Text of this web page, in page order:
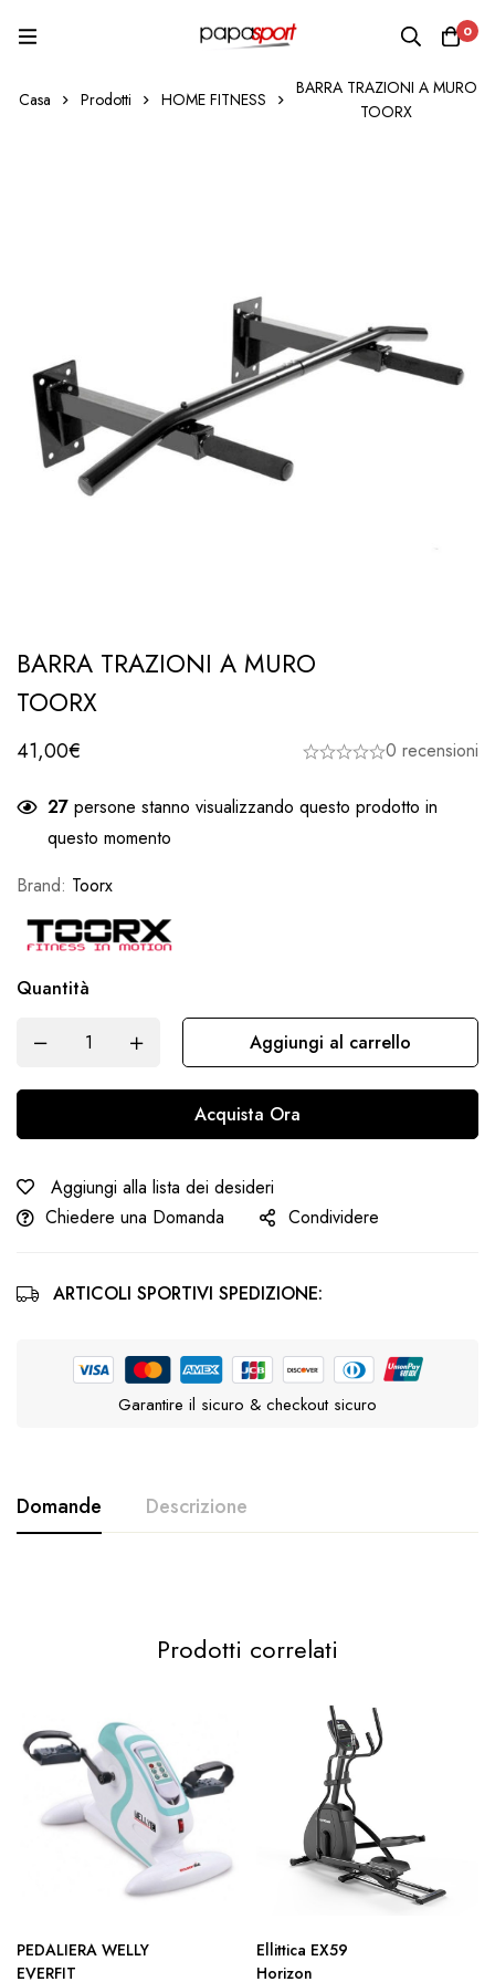
0
Casa Prodotti HOME FITNESS
BARRA TRAZIONI A MURO
TOORX
BARRA TRAZIONI A MURO
TOORX
41,00€ 0 recensioni
27 persone stanno visualizzando questo prodotto in
questo momento
Brand: Toorx
Quantità
Aggiungi al carrello
Acquista Ora
Aggiungi alla lista dei desideri
Chiedere una Domanda
Condividere
ARTICOLI SPORTIVI SPEDIZIONE:
Garantire il sicuro & checkout sicuro
Domande Descrizione
Prodotti correlati
PEDALIERA WELLY
EVERFIT
Ellittica EX59
Horizon